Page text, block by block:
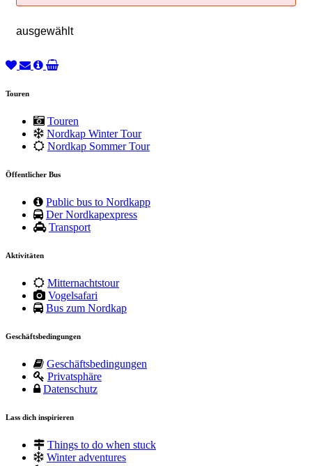
ausgewählt
Touren
Touren
Nordkap Winter Tour
Nordkap Sommer Tour
Öffentlicher Bus
Public bus to Nordkapp
Der Nordkapexpress
Transport
Aktivitäten
Mitternachtstour
Vogelsafari
Bus zum Nordkap
Geschäftsbedingungen
Geschäftsbedingungen
Privatsphäre
Datenschutz
Lass dich inspirieren
Things to do when stuck
Winter adventures